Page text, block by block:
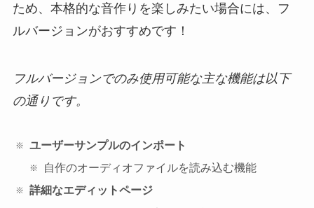
ため、本格的な音作りを楽しみたい場合には、フ
ルバージョンがおすすめです！
フルバージョンでのみ使用可能な主な機能は以下
の通りです。
ユーザーサンプルのインポート
自作のオーディオファイルを読み込む機能
詳細なエディットページ